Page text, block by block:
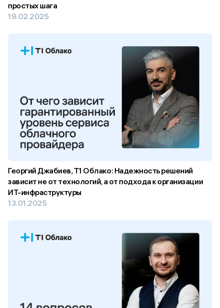
простых шага
19.02.2025
Георгий Джабиев, T1 Облако: Надежность решений
зависит не от технологий, а от подхода к организации
ИТ-инфраструктуры
13.01.2025